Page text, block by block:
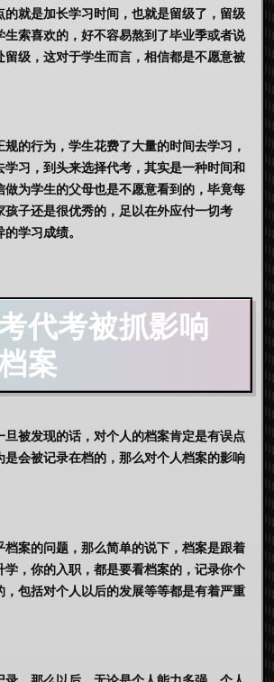
的就是加长学习时间，也就是留级了，留级
生索喜欢的，好不容易熬到了毕业季或者说
留级，这对于学生而言，相信都是不愿意被
规的行为，学生花费了大量的时间去学习，
学习，到头来选择代考，其实是一种时间和
做为学生的父母也是不愿意看到的，毕竟每
孩子还是很优秀的，足以在外应付一切考
学习成绩。
代考被抓影响
案
旦被发现的话，对个人的档案肯定是有误点
是会被记录在档的，那么对个人档案的影响
档案的问题，那么简单的说下，档案是跟着
学，你的入职，都是要看档案的，记录你个
，包括对个人以后的发展等等都是有着严重